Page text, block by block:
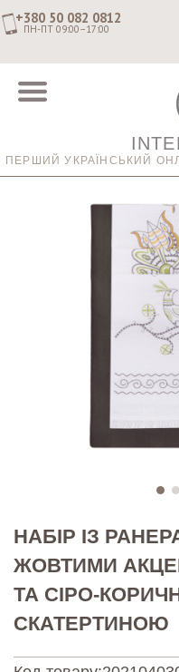
+380 50 082 0812
ПН-ПТ 09:00–17:00
ПЕРШИЙ УКРАЇНСЬКИЙ
НАБІР ІЗ
ЖОВТИМИ
ТА СІРО-
СКАТЕРТИНОЮ